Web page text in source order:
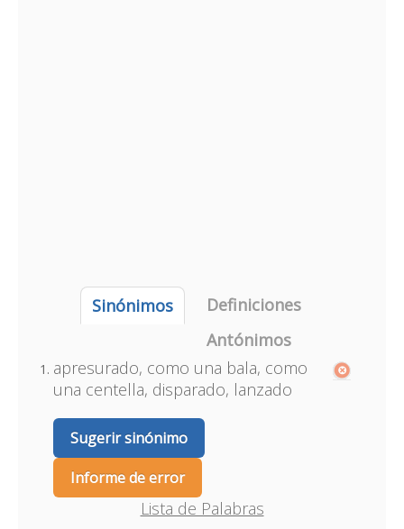
Sinónimos
Definiciones
Antónimos
apresurado, como una bala, como
una centella, disparado, lanzado
Sugerir sinónimo
Informe de error
Lista de Palabras